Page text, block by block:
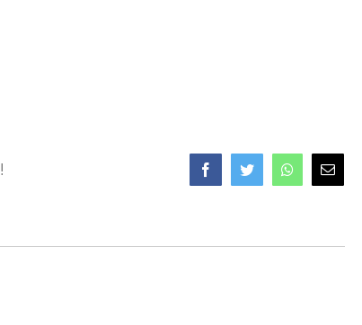
FacebookTwitter WhatsappEmail